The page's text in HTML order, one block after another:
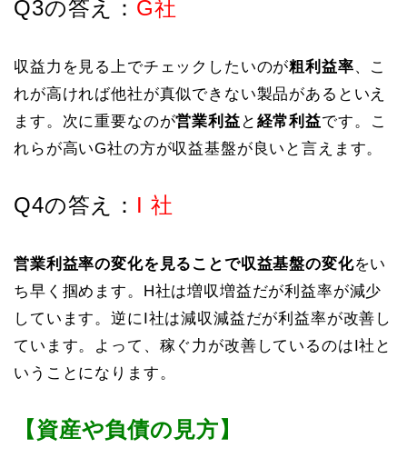
Q3の答え： G社
収益力を見る上でチェックしたいのが粗利益率、こ
れが高ければ他社が真似できない製品があるといえ
ます。次に重要なのが営業利益 と 経常利益です。こ
れらが高いG社の方が収益基盤が良いと言えます。
Q4の答え： I 社
営業利益率の変化を見ることで収益基盤の変化をい
ち早く掴めます。H社は増収増益だが利益率が減少
しています。逆にI社は減収減益だが利益率が改善し
ています。よって、稼ぐ力が改善しているのはI社と
いうことになります。
【資産や負債の見方】